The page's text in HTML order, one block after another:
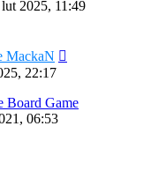
2025, 11:49
MackaN
22:17
Board Game
06:53